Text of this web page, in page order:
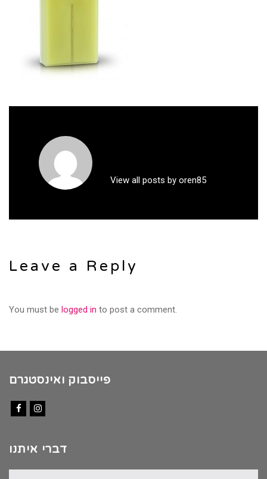
View all posts by oren85
Leave a Reply
You must be logged in to post a comment.
פייסבוק ואינסטגרם
דברי איתנו
שם: